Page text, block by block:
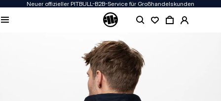
Neuer offizieller PITBULL-B2B-Service für Großhandelskunden